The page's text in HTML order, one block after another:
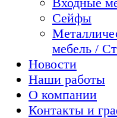
Сейфы
мебель /
Новости
Наши работы
О компании
Контакты и